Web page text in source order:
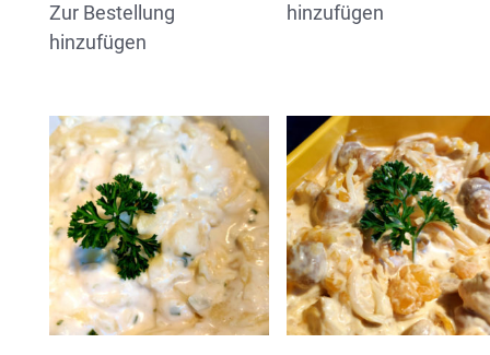
Zur Bestellung
hinzufügen
hinzufügen